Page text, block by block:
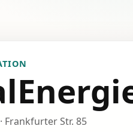
Frankfurter Str. 85